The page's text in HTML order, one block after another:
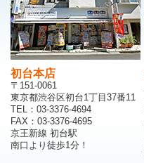
初台本店
〒151-0061
東京都渋谷区初台1丁目37番11
TEL：03-3376-4694
FAX：03-3376-4695
京王新線 初台駅
南口より徒歩1分！